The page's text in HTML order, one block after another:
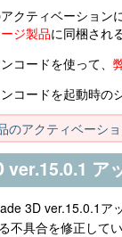
クティベーション
ジ製品に同梱され
コードを使って、
コードを起動時の
のアクティベーシ
ver.15.0.1
3D ver.15.0.1ア
不具合を修正してい